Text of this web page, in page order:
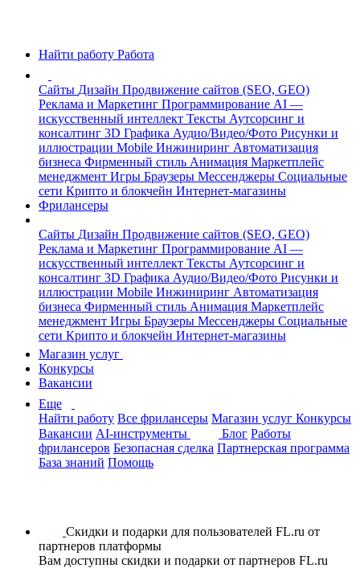
Найти работу Работа
Сайты Дизайн Продвижение сайтов (SEO, GEO)
Реклама и Маркетинг Программирование AI —
искусственный интеллект Тексты Аутсорсинг и
консалтинг 3D Графика Аудио/Видео/Фото Рисунки и
иллюстрации Mobile Инжиниринг Автоматизация
бизнеса Фирменный стиль Анимация Маркетплейс
менеджмент Игры Браузеры Мессенджеры Социальные
сети Крипто и блокчейн Интернет-магазины
Фрилансеры
Сайты Дизайн Продвижение сайтов (SEO, GEO)
Реклама и Маркетинг Программирование AI —
искусственный интеллект Тексты Аутсорсинг и
консалтинг 3D Графика Аудио/Видео/Фото Рисунки и
иллюстрации Mobile Инжиниринг Автоматизация
бизнеса Фирменный стиль Анимация Маркетплейс
менеджмент Игры Браузеры Мессенджеры Социальные
сети Крипто и блокчейн Интернет-магазины
Магазин услуг
Конкурсы
Вакансии
Еще
Найти работу Все фрилансеры Магазин услуг Конкурсы
Вакансии AI-инструменты Блог Работы
фрилансеров Безопасная сделка Партнерская программа
База знаний Помощь
Скидки и подарки для пользователей FL.ru от
партнеров платформы
Вам доступны скидки и подарки от партнеров FL.ru